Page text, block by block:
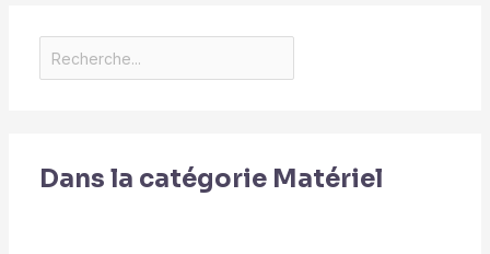
Dans la catégorie Matériel